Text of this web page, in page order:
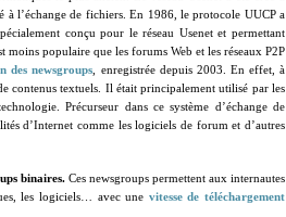
à l’échange de fichiers. En 1986, le protocole UUCP a
conçu pour le réseau Usenet et permettant
moins populaire que les forums Web et les réseaux P2P
des newsgroups , enregistrée depuis 2003 . En effet, à
contenus textuels. Il était principalement utilisé par les
Précurseur dans ce système d’échange de
d’Internet comme les logiciels de forum et d’autres
binaires. Ces newsgroups permettent aux internautes
les logiciels… avec une vitesse de téléchargement